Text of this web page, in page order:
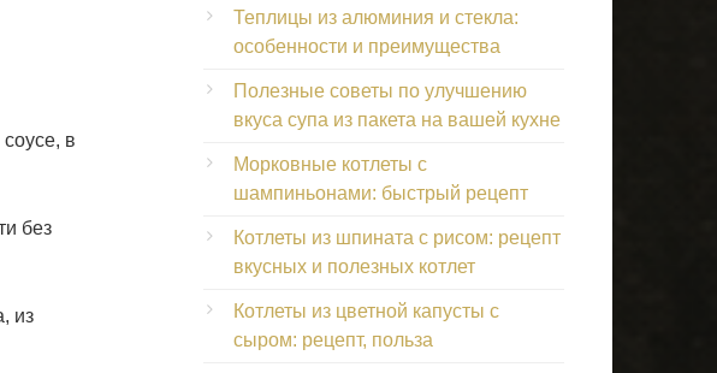
в
без
из
Теплицы из алюминия и стекла:
особенности и преимущества
Полезные советы по улучшению
вкуса супа из пакета на вашей кухне
Морковные котлеты с
шампиньонами: быстрый рецепт
Котлеты из шпината с рисом: рецепт
вкусных и полезных котлет
Котлеты из цветной капусты с
сыром: рецепт, польза